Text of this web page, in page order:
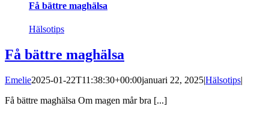
Få bättre maghälsa
Hälsotips
Få bättre maghälsa
Emelie2025-01-22T11:38:30+00:00januari 22, 2025|Hälsotips|
Få bättre maghälsa Om magen mår bra [...]